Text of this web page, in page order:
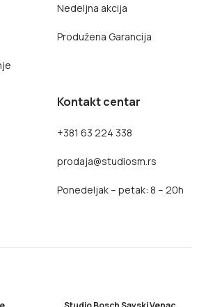
Nedeljna akcija
Produžena Garancija
Kontakt centar
+381 63 224 338
prodaja@studiosm.rs
Ponedeljak – petak: 8 – 20h